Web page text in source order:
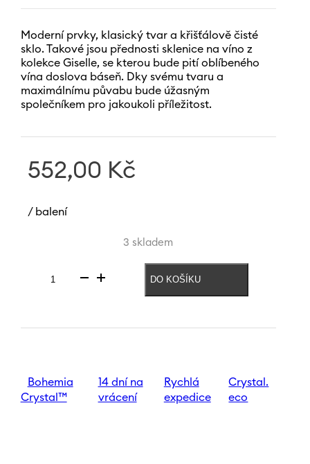
Moderní prvky, klasický tvar a křišťálově čisté
sklo. Takové jsou přednosti sklenice na víno z
kolekce Giselle, se kterou bude pití oblíbeného
vína doslova báseň. Dky svému tvaru a
maximálnímu půvabu bude úžasným
společníkem pro jakoukoli příležitost.
552,00 Kč
/ balení
3 skladem
Sklenice
Giselle
DO KOŠÍKU
Bohemia
Crystal™
14 dní na
vrácení
Rychlá
expedice
Crystal.
eco